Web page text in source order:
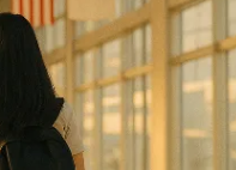
ビ